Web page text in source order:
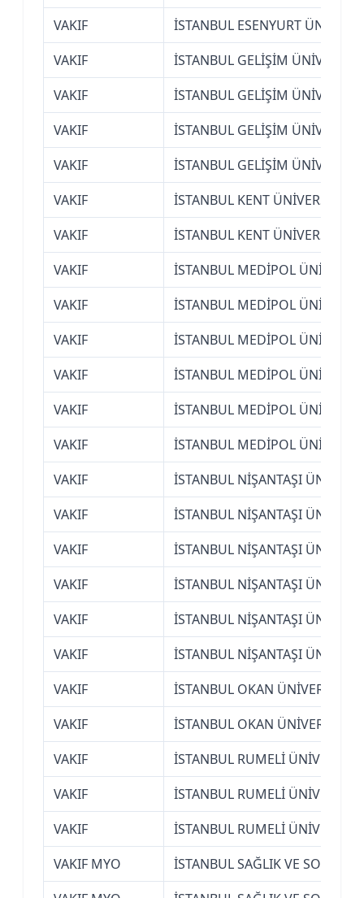
VAKIF
İSTANBUL ESENYURT
VAKIF
İSTANBUL GELİŞİM
VAKIF
İSTANBUL GELİŞİM
VAKIF
İSTANBUL GELİŞİM
VAKIF
İSTANBUL GELİŞİM
VAKIF
İSTANBUL KENT ÜNİVERSİTESİ
VAKIF
İSTANBUL KENT ÜNİVERSİTESİ
VAKIF
İSTANBUL MEDİPOL
VAKIF
İSTANBUL MEDİPOL
VAKIF
İSTANBUL MEDİPOL
VAKIF
İSTANBUL MEDİPOL
VAKIF
İSTANBUL MEDİPOL
VAKIF
İSTANBUL MEDİPOL
VAKIF
İSTANBUL NİŞANTAŞI
VAKIF
İSTANBUL NİŞANTAŞI
VAKIF
İSTANBUL NİŞANTAŞI
VAKIF
İSTANBUL NİŞANTAŞI
VAKIF
İSTANBUL NİŞANTAŞI
VAKIF
İSTANBUL NİŞANTAŞI
VAKIF
İSTANBUL OKAN ÜNİVERSİTESİ
VAKIF
İSTANBUL OKAN ÜNİVERSİTESİ
VAKIF
İSTANBUL RUMELİ
VAKIF
İSTANBUL RUMELİ
VAKIF
İSTANBUL RUMELİ
VAKIF MYO
İSTANBUL SAĞLIK VE SOSYAL